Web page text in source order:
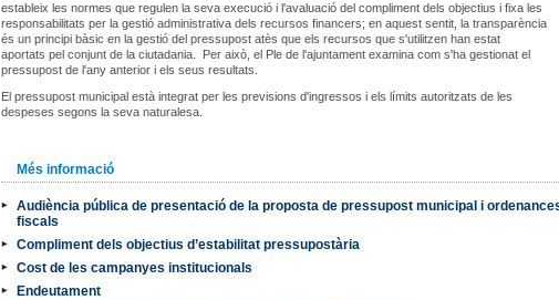
estableix les normes que regulen la seva execució i l'avaluació del compliment dels objectius i fixa les
responsabilitats per la gestió administrativa dels recursos financers; en aquest sentit, la transparència
és un principi bàsic en la gestió del pressupost atès que els recursos que s'utilitzen han estat
aportats pel conjunt de la ciutadania. Per això, el Ple de l'ajuntament examina com s'ha gestionat el
pressupost de l'any anterior i els seus resultats.
El pressupost municipal està integrat per les previsions d'ingressos i els límits autoritzats de les
despeses segons la seva naturalesa.
Més informació
Audiència pública de presentació de la proposta de pressupost municipal i
fiscals
Compliment dels objectius d’estabilitat pressupostària
Cost de les campanyes institucionals
Endeutament